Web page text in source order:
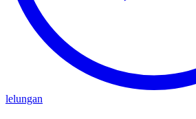
lelungan